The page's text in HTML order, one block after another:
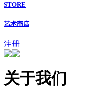
STORE
艺术商店
注册
关于我们